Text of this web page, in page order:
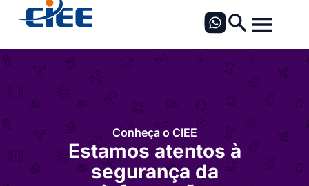
Conheça o CIEE
Estamos atentos à
segurança da